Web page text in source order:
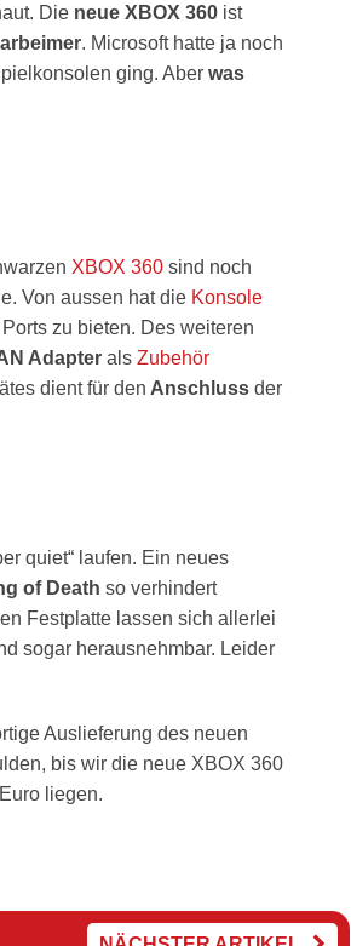
Dieneue XBOX 360ist
. Microsoft hatte ja noch
ging. Aber was
XBOX 360sind noch
Von aussen hat die Konsole
zu bieten. Des weiteren
Adapterals Zubehör
dient für den Anschluss der
quiet“ laufen. Ein neues
of Death so verhindert
Festplatte lassen sich allerlei
sogar herausnehmbar. Leider
Auslieferung des neuen
bis wir die neue XBOX 360
liegen.